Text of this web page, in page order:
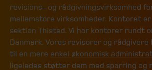
revisions- og rådgivningsvirksomhed
mellemstore virksomheder. Kontoret
sektion Thisted. Vi har kontorer rundt
Danmark. Vores revisorer og
til en mere enkel økonomisk
ligeledes støtter dem med sparring og